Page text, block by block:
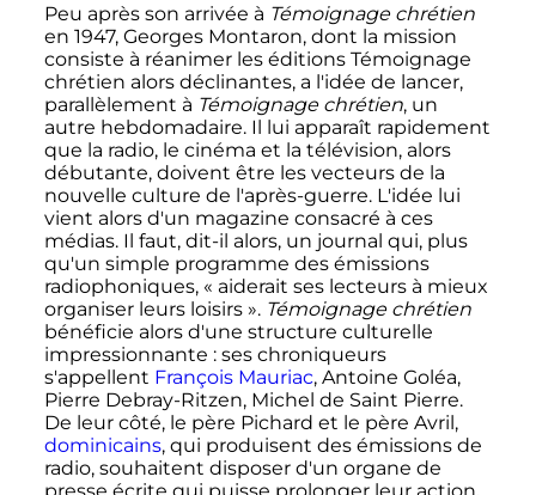
Peu après son arrivée à Témoignage chrétien
en 1947, Georges Montaron, dont la mission
consiste à réanimer les éditions Témoignage
chrétien alors déclinantes, a l'idée de lancer,
parallèlement à Témoignage chrétien, un
autre hebdomadaire. Il lui apparaît rapidement
que la radio, le cinéma et la télévision, alors
débutante, doivent être les vecteurs de la
nouvelle culture de l'après-guerre. L'idée lui
vient alors d'un magazine consacré à ces
médias. Il faut, dit-il alors, un journal qui, plus
qu'un simple programme des émissions
radiophoniques, « aiderait ses lecteurs à mieux
organiser leurs loisirs ». Témoignage chrétien
bénéficie alors d'une structure culturelle
impressionnante : ses chroniqueurs
s'appellent François Mauriac, Antoine Goléa,
Pierre Debray-Ritzen, Michel de Saint Pierre.
De leur côté, le père Pichard et le père Avril,
dominicains, qui produisent des émissions de
radio, souhaitent disposer d'un organe de